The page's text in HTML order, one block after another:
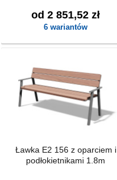
od 2 851,52 zł
6 wariantów
Ławka E2 156 z oparciem i
podłokietnikami 1.8m